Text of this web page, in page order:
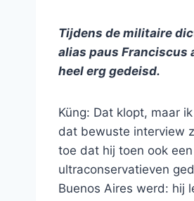
Tijdens de militaire
alias paus Franciscus
heel erg gedeisd.
Küng: Dat klopt, maar
dat bewuste interview
toe dat hij toen ook
ultraconservatieven
Buenos Aires werd: hij